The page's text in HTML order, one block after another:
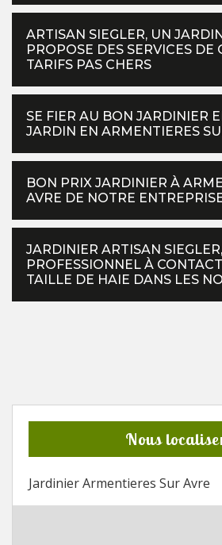
ARTISAN SIEGLER, UN
PROPOSE DES SERVICES DE
TARIFS PAS CHERS
SE FIER AU BON JARDINIER
JARDIN EN ARMENTIERES
BON PRIX JARDINIER À
AVRE DE NOTRE
JARDINIER ARTISAN
PROFESSIONNEL À
TAILLE DE HAIE DANS LES
Nous
Jardinier Armentieres Sur Avre